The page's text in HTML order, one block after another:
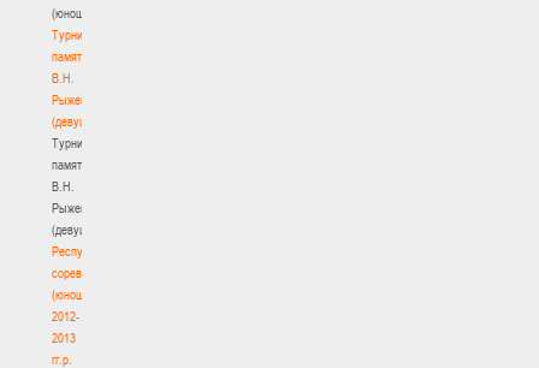
(юноши)
Турнир
памяти
В.Н.
Рыженкова
(девушки)
Турнир
памяти
В.Н.
Рыженкова
(девушки)
Республиканские
соревнования
(юноши)
2012-
2013
гг.р.